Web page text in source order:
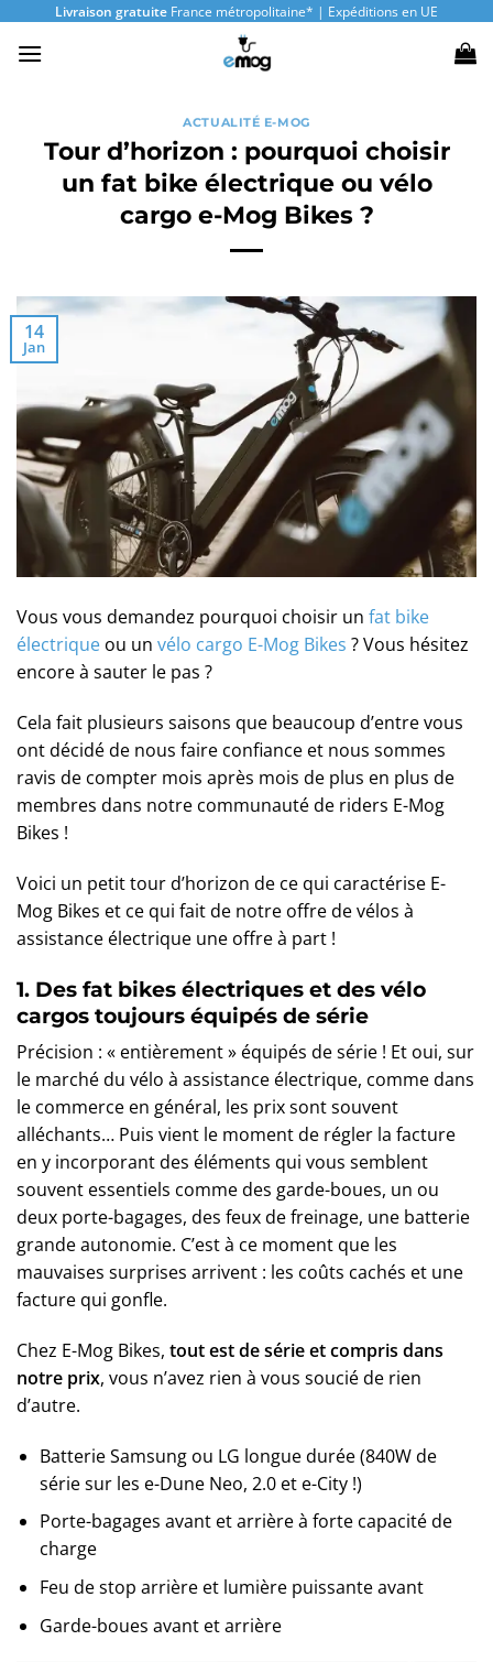
contenu
Livraison gratuite France métropolitaine* | Expéditions en UE
ACTUALITÉ E-MOG
Tour d’horizon : pourquoi choisir
un fat bike électrique ou vélo
cargo e-Mog Bikes ?
14
Jan
Vous vous demandez pourquoi choisir un fat bike
électrique ou un vélo cargo E-Mog Bikes ? Vous hésitez
encore à sauter le pas ?
Cela fait plusieurs saisons que beaucoup d’entre vous
ont décidé de nous faire confiance et nous sommes
ravis de compter mois après mois de plus en plus de
membres dans notre communauté de riders E-Mog
Bikes !
Voici un petit tour d’horizon de ce qui caractérise E-
Mog Bikes et ce qui fait de notre offre de vélos à
assistance électrique une offre à part !
1. Des fat bikes électriques et des vélo
cargos toujours équipés de série
Précision : « entièrement » équipés de série ! Et oui, sur
le marché du vélo à assistance électrique, comme dans
le commerce en général, les prix sont souvent
alléchants… Puis vient le moment de régler la facture
en y incorporant des éléments qui vous semblent
souvent essentiels comme des garde-boues, un ou
deux porte-bagages, des feux de freinage, une batterie
grande autonomie. C’est à ce moment que les
mauvaises surprises arrivent : les coûts cachés et une
facture qui gonfle.
Chez E-Mog Bikes, tout est de série et compris dans
notre prix, vous n’avez rien à vous soucié de rien
d’autre.
Batterie Samsung ou LG longue durée (840W de
série sur les e-Dune Neo, 2.0 et e-City !)
Porte-bagages avant et arrière à forte capacité de
charge
Feu de stop arrière et lumière puissante avant
Garde-boues avant et arrière